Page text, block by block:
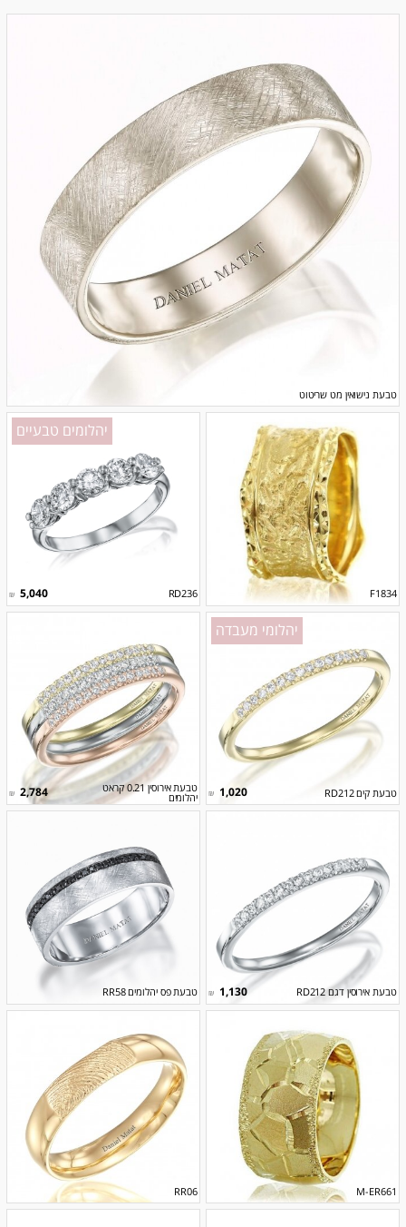
טבעת נישואין מט שריטוט
F1834
יהלומים טבעיים
RD236
5,040
₪
יהלומי מעבדה
טבעת קים RD212 1,020
₪
טבעת אירוסין 0.21 קראט
יהלומים
2,784
₪
טבעת אירוסין דגם RD212 1,130
₪ טבעת פס יהלומים RR58
M-ER661
RR06